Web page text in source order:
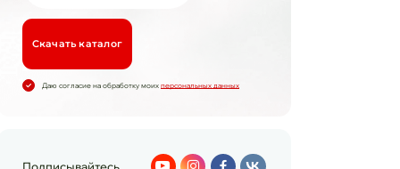
Cкачать каталог
Даю согласие на обработку моих персональных данных
Подписывайтесь